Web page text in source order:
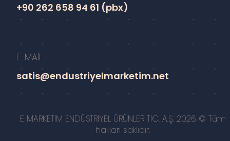
+90 262 658 94 61 (pbx)
E-MAİL
satis@endustriyelmarketim.net
E MARKETİM ENDÜSTRİYEL ÜRÜNLER TİC. A.Ş. 2026 © Tüm
hakları saklıdır.